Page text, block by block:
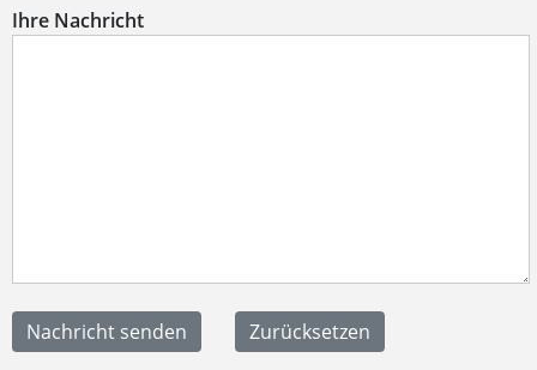
Ihre Nachricht